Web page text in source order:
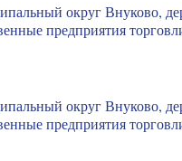
округ Внуково,
предприятия
округ Внуково,
предприятия